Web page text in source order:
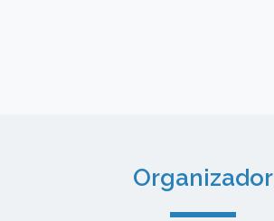
Organizador